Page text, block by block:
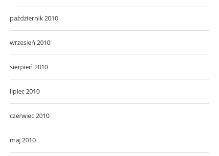
październik 2010
wrzesień 2010
sierpień 2010
lipiec 2010
czerwiec 2010
maj 2010